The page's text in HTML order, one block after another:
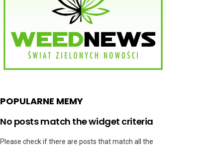
POPULARNE MEMY
No posts match the widget criteria
Please check if there are posts that match all the